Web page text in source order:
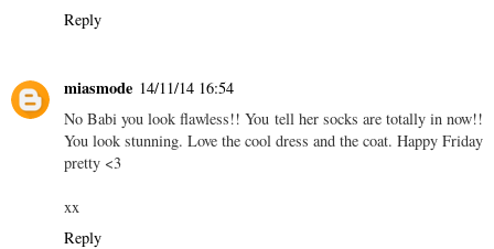
Reply
miasmode 14/11/14 16:54
No Babi you look flawless!! You tell her socks are totally in now!!
You look stunning. Love the cool dress and the coat. Happy Friday
pretty <3
xx
Reply